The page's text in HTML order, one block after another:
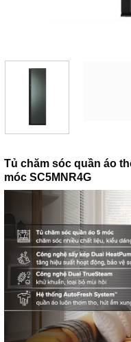
Tủ chăm sóc quần áo
móc SC5MNR4G